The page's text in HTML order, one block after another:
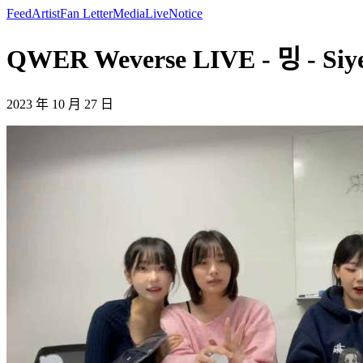
FeedArtistFan LetterMediaLiveNotice
QWER Weverse LIVE - 밍 -
2023 年 10 月 27 日